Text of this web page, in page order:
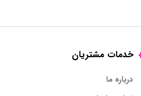
خدمات مشتریان
درباره ما